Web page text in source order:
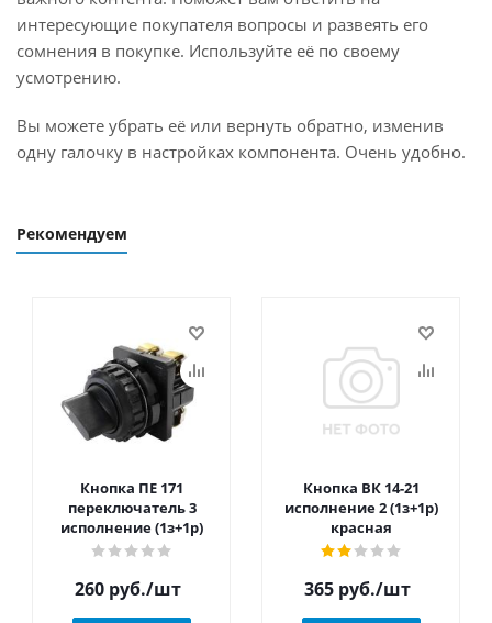
интересующие покупателя вопросы и развеять его
сомнения в покупке. Используйте её по своему
усмотрению.
Вы можете убрать её или вернуть обратно, изменив
одну галочку в настройках компонента. Очень удобно.
Рекомендуем
Кнопка ПЕ 171
переключатель 3
исполнение (1з+1р)
260 руб./шт
Кнопка ВК 14-21
исполнение 2 (1з+1р)
красная
365 руб./шт